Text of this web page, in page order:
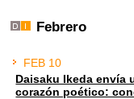
Febrero
FEB 10
Daisaku Ikeda envía
corazón poético: